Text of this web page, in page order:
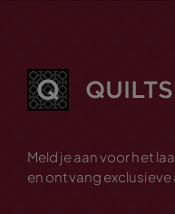
Meld je aan voor het
en ontvang exclusieve